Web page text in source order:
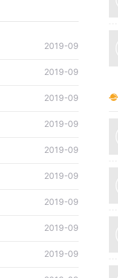
2019-09
2019-09
2019-09
2019-09
2019-09
2019-09
2019-09
2019-09
2019-09